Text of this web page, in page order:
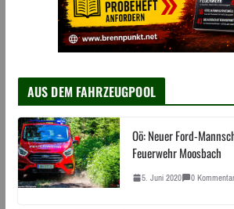
AUS DEM FAHRZEUGPOOL
Oö: Neuer Ford-
Feuerwehr Moosbach
5. Juni 2020 0